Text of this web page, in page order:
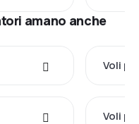
amano anche
Voli
Voli